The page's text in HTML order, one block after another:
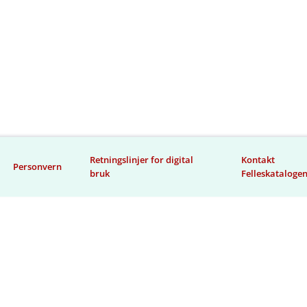
Personvern
Retningslinjer for digital
bruk
Kontakt
Felleskatalogen